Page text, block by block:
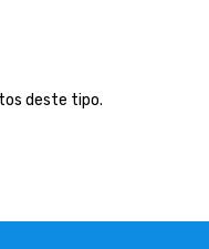
deste tipo.